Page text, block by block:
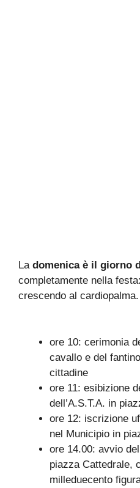
La domenica è il giorno
completamente nella
crescendo al cardiopalma.
ore 10: cerimonia
cavallo e del
cittadine
ore 11: esibizione
dell’A.S.T.A. in
ore 12: iscrizione
nel Municipio in
ore 14.00: avvio del
piazza Cattedrale,
milleduecento